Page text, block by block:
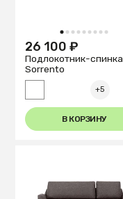
1 2 3 4 5 6 7 8 9
26 100 ₽
Подлокотник-спинка
Sorrento
+5
В КОРЗИНУ